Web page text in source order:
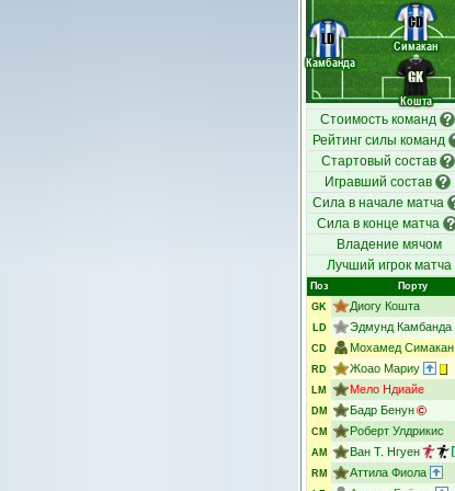
Кошта
Камбанда
Симакан
GK
LD
CD
Стоимость команд
Рейтинг силы команд
Стартовый состав
Игравший состав
Сила в начале матча
Сила в конце матча
Владение мячом
Лучший игрок матча
Поз
Порту
GK
Диогу Кошта
LD
Эдмунд Камбанда
CD
Мохамед Симакан
RD
Жоао Мариу
LM
Мело Ндиайе
DM
Бадр Бенун
CM
Роберт Улдрикис
AM
Ван Т. Нгуен
RM
Аттила Фиола